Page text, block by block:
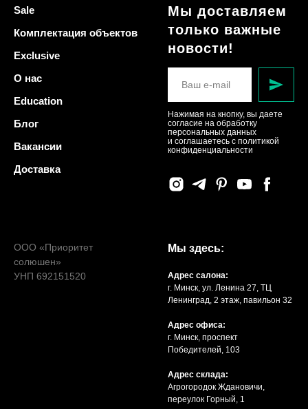
Sale
Комплектация объектов
Exclusive
О нас
Education
Блог
Вакансии
Доставка
Мы доставляем
только важные
новости!
Нажимая на кнопку, вы даете
согласие на обработку
персональных данных
и соглашаетесь c политикой
конфиденциальности
ООО «Приоритет
солюшен»
УНП 692151520
Мы здесь:
Адрес салона:
г. Минск, ул. Ленина 27, ТЦ
Ленинград, 2 этаж, павильон 32
Адрес офиса:
г. Минск, проспект
Победителей, 103
Адрес склада:
Агрогородок Ждановичи,
переулок Горный, 1